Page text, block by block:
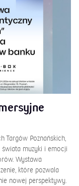
Targów Poznańskich,
muzyki i emocji
Wystawa
które pozwala
nowej perspektywy.